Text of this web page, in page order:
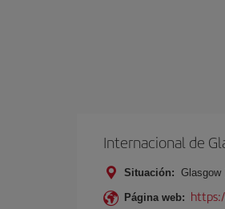
Internacional de
Situación: Glasgow
Página web: